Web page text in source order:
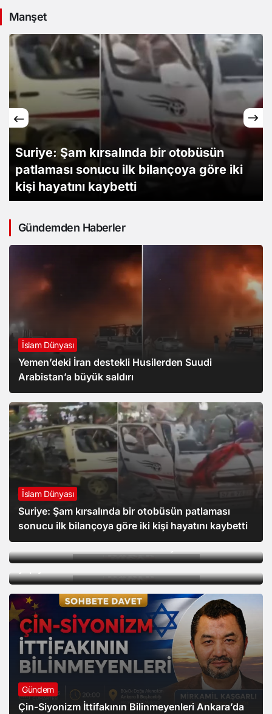
Manşet
MGK bildirisinde “Terörsüz Türkiye
Süreci”
Gündemden Haberler
İslam Dünyası
Yemen’deki İran destekli Husilerden Suudi
Arabistan’a büyük saldırı
İslam Dünyası
Suriye: Şam kırsalında bir otobüsün patlaması
sonucu ilk bilançoya göre iki kişi hayatını kaybetti
Gündem
İslam Dünyası
güneyinde ilk askeri üssün inşası için hazırlık
Gündem
Çin-Siyonizm İttifakının Bilinmeyenleri Ankara’da